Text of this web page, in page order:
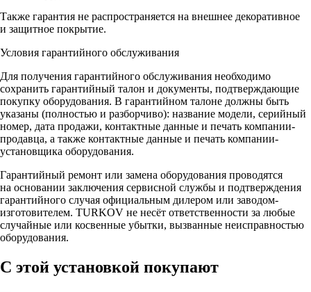
Также гарантия не распространяется на внешнее декоративное
и защитное покрытие.
Условия гарантийного обслуживания
Для получения гарантийного обслуживания необходимо
сохранить гарантийный талон и документы, подтверждающие
покупку оборудования. В гарантийном талоне должны быть
указаны (полностью и разборчиво): название модели, серийный
номер, дата продажи, контактные данные и печать компании-
продавца, а также контактные данные и печать компании-
установщика оборудования.
Гарантийный ремонт или замена оборудования проводятся
на основании заключения сервисной службы и подтверждения
гарантийного случая официальным дилером или заводом-
изготовителем. TURKOV не несёт ответственности за любые
случайные или косвенные убытки, вызванные неисправностью
оборудования.
С этой установкой покупают